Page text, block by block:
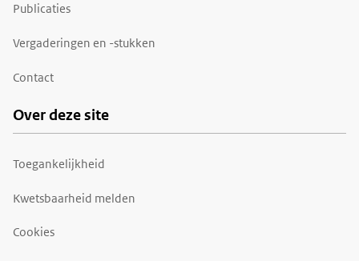
Publicaties
Vergaderingen en -stukken
Contact
Over deze site
Toegankelijkheid
Kwetsbaarheid melden
Cookies